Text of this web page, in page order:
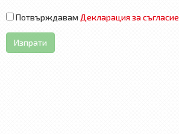
Потвърждавам Декларация за съгласие
Изпрати